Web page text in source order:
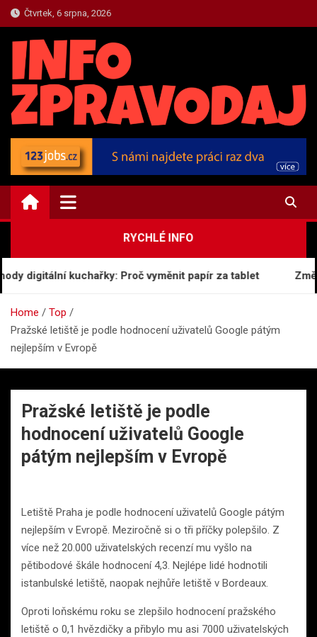
Skip
to
content
Čtvrtek, 6 srpna, 2026
TOP.INFO-ZPRAVODAJ.CZ
Top Zpravodajství a Informace
RYCHLÉ INFO
digitální kuchařky: Proč vyměnit papír za tablet
Home
Top
Pražské letiště je podle hodnocení uživatelů Google pátým
nejlepším v Evropě
Pražské letiště je podle
hodnocení uživatelů Google
pátým nejlepším v Evropě
Letiště Praha je podle hodnocení uživatelů Google pátým
nejlepším v Evropě. Meziročně si o tři příčky polepšilo. Z
více než 20.000 uživatelských recenzí mu vyšlo na
pětibodové škále hodnocení 4,3. Nejlépe lidé hodnotili
istanbulské letiště, naopak nejhůře letiště v Bordeaux.
Oproti loňskému roku se zlepšilo hodnocení pražského
letiště o 0,1 hvězdičky a přibylo mu asi 7000 uživatelských